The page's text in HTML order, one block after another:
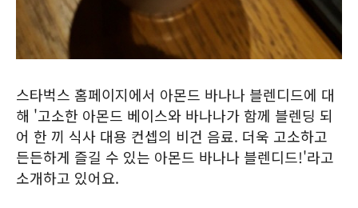
스타벅스 홈페이지에서 아몬드 바나나 블렌디드에 대
해 '고소한 아몬드 베이스와 바나나가 함께 블렌딩 되
어 한 끼 식사 대용 컨셉의 비건 음료. 더욱 고소하고
든든하게 즐길 수 있는 아몬드 바나나 블렌디드!'라고
소개하고 있어요.